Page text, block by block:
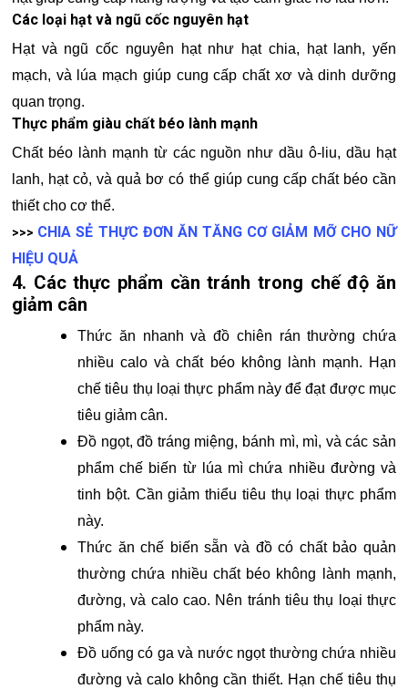
Các loại hạt và ngũ cốc nguyên hạt
Hạt và ngũ cốc nguyên hạt như hạt chia, hạt lanh, yến
mạch, và lúa mạch giúp cung cấp chất xơ và dinh dưỡng
quan trọng.
Thực phẩm giàu chất béo lành mạnh
Chất béo lành mạnh từ các nguồn như dầu ô-liu, dầu hạt
lanh, hạt cỏ, và quả bơ có thể giúp cung cấp chất béo cần
thiết cho cơ thể.
>>> CHIA SẺ THỰC ĐƠN ĂN TĂNG CƠ GIẢM MỠ CHO NỮ
HIỆU QUẢ
4. Các thực phẩm cần tránh trong chế độ ăn
giảm cân
Thức ăn nhanh và đồ chiên rán thường chứa
nhiều calo và chất béo không lành mạnh. Hạn
chế tiêu thụ loại thực phẩm này để đạt được mục
tiêu giảm cân.
Đồ ngọt, đồ tráng miệng, bánh mì, mì, và các sản
phẩm chế biến từ lúa mì chứa nhiều đường và
tinh bột. Cần giảm thiểu tiêu thụ loại thực phẩm
này.
Thức ăn chế biến sẵn và đồ có chất bảo quản
thường chứa nhiều chất béo không lành mạnh,
đường, và calo cao. Nên tránh tiêu thụ loại thực
phẩm này.
Đồ uống có ga và nước ngọt thường chứa nhiều
đường và calo không cần thiết. Hạn chế tiêu thụ